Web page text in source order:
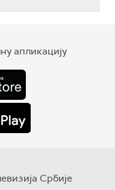
апликацију
Србије